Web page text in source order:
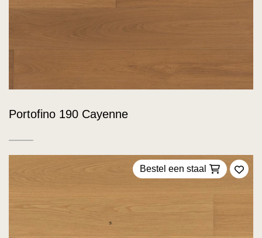
Portofino 190 Cayenne
Bestel een staal